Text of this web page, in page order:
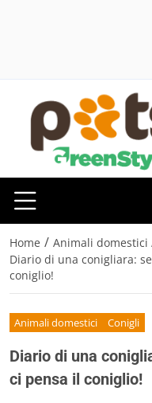
Home / Animali domestici
Diario di una conigliara:
coniglio!
Animali domestici Conigli
Diario di una
ci pensa il coniglio!